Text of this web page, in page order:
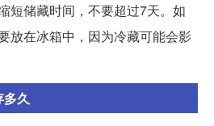
短储藏时间，不要超过7天。如
放在冰箱中，因为冷藏可能会影
多久